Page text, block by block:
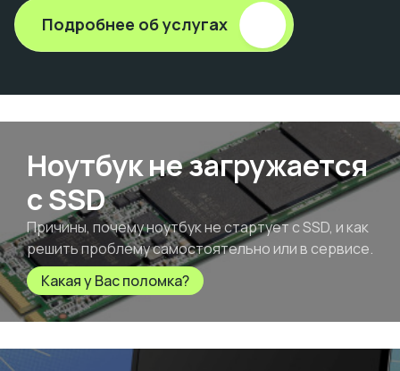
Подробнее об услугах
Ноутбук не загружается
с SSD
Причины, почему ноутбук не стартует с SSD, и как
решить проблему самостоятельно или в сервисе.
Какая у Вас поломка?